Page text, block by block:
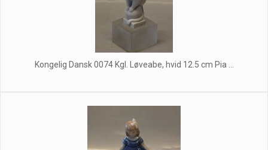
Kongelig Dansk 0074 Kgl. Løveabe, hvid 12.5 cm Pia ...